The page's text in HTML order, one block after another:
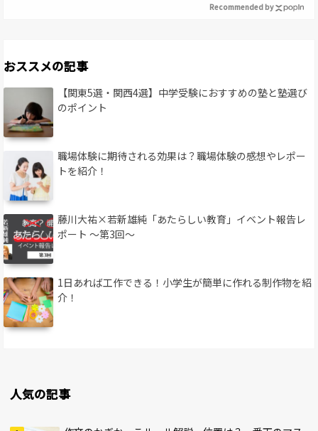
Recommended by
おススメの記事
【関東5選・関西4選】中学受験におすすめの塾と塾選び
のポイント
職場体験に期待される効果は？職場体験の感想やレポー
トを紹介！
藤川大祐×若新雄純「あたらしい教育」イベント報告レ
ポート 〜第3回〜
1日あれば工作できる！小学生が簡単に作れる制作物を紹
介！
人気の記事